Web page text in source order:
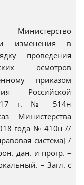
Министерство
изменения в
проведения
осмотров
приказом
Российской
г. № 514н
Министерства
года № 410н //
система] /
дан. и прогр. –
– Загл. с